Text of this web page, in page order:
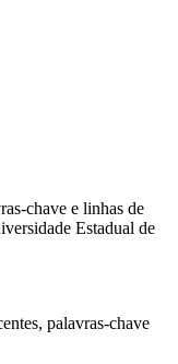
chave e linhas de
Estadual de
palavras-chave